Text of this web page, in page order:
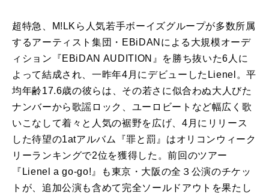
超特急、M!LKら人気若手ボーイズグループが多数所属
するアーティスト集団・EBiDANによる大規模オーデ
ィション『EBiDAN AUDITION』を勝ち抜いた6人に
よって結成され、一昨年4月にデビューしたLienel。平
均年齢17.6歳の彼らは、その若さに似合わぬ大人びた
ナンバーから歌謡ロック、ユーロビートなど幅広く歌
いこなして着々と人気の裾野を広げ、4月にリリース
した待望の1atアルバム『罪と罰』はオリコンウィーク
リーランキングで2位を獲得した。前回のツアー
『Lienel a go-go!』も東京・大阪の全３公演のチケッ
トが、追加公演も含めて完全ソールドアウトを果たし